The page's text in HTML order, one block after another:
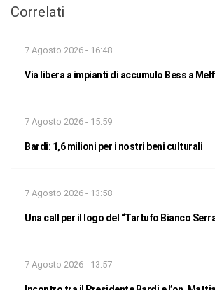
Correlati
7 Agosto 2026 - 16:48
Via libera a impianti di accumulo Bess a
7 Agosto 2026 - 15:59
Bardi: 1,6 milioni per i nostri beni culturali
7 Agosto 2026 - 13:58
Una call per il logo del “Tartufo Bianco
7 Agosto 2026 - 13:57